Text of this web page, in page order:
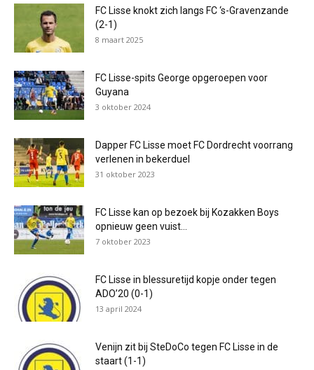
FC Lisse knokt zich langs FC ‘s-Gravenzande
(2-1)
8 maart 2025
FC Lisse-spits George opgeroepen voor
Guyana
3 oktober 2024
Dapper FC Lisse moet FC Dordrecht voorrang
verlenen in bekerduel
31 oktober 2023
FC Lisse kan op bezoek bij Kozakken Boys
opnieuw geen vuist...
7 oktober 2023
FC Lisse in blessuretijd kopje onder tegen
ADO’20 (0-1)
13 april 2024
Venijn zit bij SteDoCo tegen FC Lisse in de
staart (1-1)